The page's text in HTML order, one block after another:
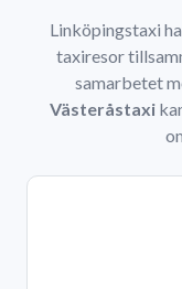
Linköpingstaxi
taxiresor
samarbetet
Västeråstaxi